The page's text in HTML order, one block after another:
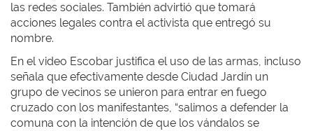
las redes sociales. También advirtió que tomará
acciones legales contra el activista que entregó su
nombre.
En el video Escobar justifica el uso de las armas, incluso
señala que efectivamente desde Ciudad Jardín un
grupo de vecinos se unieron para entrar en fuego
cruzado con los manifestantes, “salimos a defender la
comuna con la intención de que los vándalos se